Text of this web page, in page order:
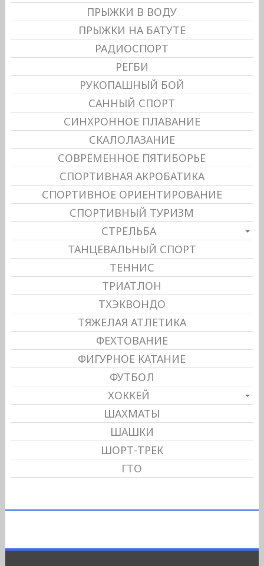
ПРЫЖКИ В ВОДУ
ПРЫЖКИ НА БАТУТЕ
РАДИОСПОРТ
РЕГБИ
РУКОПАШНЫЙ БОЙ
САННЫЙ СПОРТ
СИНХРОННОЕ ПЛАВАНИЕ
СКАЛОЛАЗАНИЕ
СОВРЕМЕННОЕ ПЯТИБОРЬЕ
СПОРТИВНАЯ АКРОБАТИКА
СПОРТИВНОЕ ОРИЕНТИРОВАНИЕ
СПОРТИВНЫЙ ТУРИЗМ
СТРЕЛЬБА
ТАНЦЕВАЛЬНЫЙ СПОРТ
ТЕННИС
ТРИАТЛОН
ТХЭКВОНДО
ТЯЖЕЛАЯ АТЛЕТИКА
ФЕХТОВАНИЕ
ФИГУРНОЕ КАТАНИЕ
ФУТБОЛ
ХОККЕЙ
ШАХМАТЫ
ШАШКИ
ШОРТ-ТРЕК
ГТО